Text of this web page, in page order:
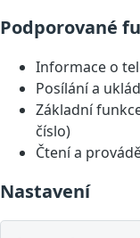
Podporované
Informace o
Posílání a
Základní
číslo)
Čtení a
Nastavení